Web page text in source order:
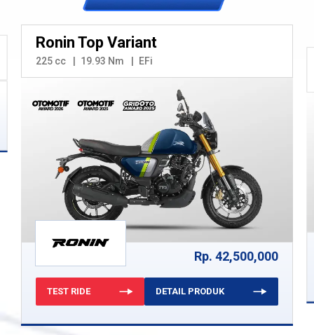
Ronin Top Variant
225 cc 19.93 Nm EFi
Rp. 42,500,000
TEST RIDE DETAIL PRODUK